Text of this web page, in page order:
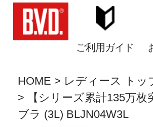
ご利用ガイド
HOME レディース トッ
【シリーズ累計135万
ブラ (3L) BLJN04W3L